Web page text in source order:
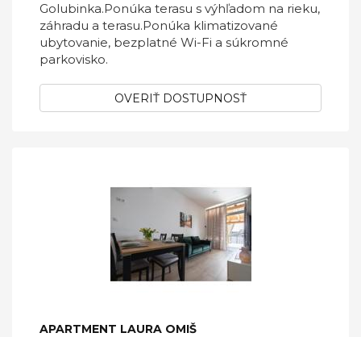
Golubinka.Ponúka terasu s výhľadom na rieku,
záhradu a terasu.Ponúka klimatizované
ubytovanie, bezplatné Wi-Fi a súkromné ​​
parkovisko.
OVERIŤ DOSTUPNOSŤ
APARTMENT LAURA OMIŠ